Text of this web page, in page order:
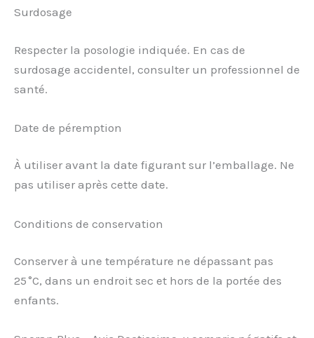
Surdosage
Respecter la posologie indiquée. En cas de
surdosage accidentel, consulter un professionnel de
santé.
Date de péremption
À utiliser avant la date figurant sur l’emballage. Ne
pas utiliser après cette date.
Conditions de conservation
Conserver à une température ne dépassant pas
25 °C, dans un endroit sec et hors de la portée des
enfants.